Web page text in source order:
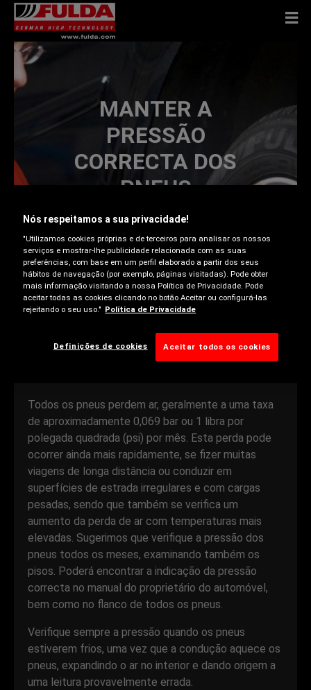
MANTER A
PRESSÃO
CORRECTA DOS
PNEUS
Ao assegurar que é mantido o nível recomendado de
pressão do ar dos pneus, está a prolongar a sua vida
útil e a assegurar uma condução, travagem e
que a verificação regular da pressão dos pneus
constitui uma boa prática a adoptar.
Todos os pneus perdem ar, geralmente a uma taxa
de aproximadamente 0,069 bar ou 1 libra por
polegada quadrada (psi) por mês. Esta perda pode
ocorrer ainda mais rapidamente, se fizer muitas
viagens de longa distância ou conduzir em
superfícies de estrada irregulares e com cargas
pesadas, sendo que também se verifica um
aumento da perda de ar com temperaturas mais
elevadas. Sugerimos que verifique a pressão dos
pneus todos os meses, examinando também os
pisos. Poderá encontrar a indicação da pressão
correcta no manual do proprietário do automóvel,
bem como no flanco de todos os pneus.
Verifique sempre a pressão quando os pneus
estiverem frios, uma vez que a condução aquece os
pneus, expandindo o ar no interior e dando origem a
uma leitura provavelmente errada.
Nós respeitamos a sua privacidade!
"Utilizamos cookies próprias e de terceiros para analisar os nossos
serviços e mostrar-lhe publicidade relacionada com as suas
preferências, com base em um perfil elaborado a partir dos seus
hábitos de navegação (por exemplo, páginas visitadas). Pode obter
mais informação visitando a nossa Política de Privacidade. Pode
aceitar todas as cookies clicando no botão Aceitar ou configurá-las
rejeitando o seu uso." Política de Privacidade
Definições de cookies Aceitar todos os cookies